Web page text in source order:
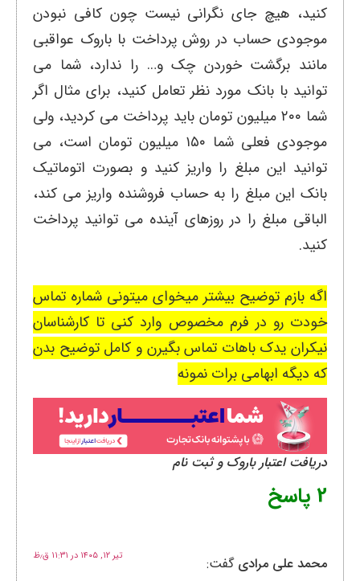
کنید، هیچ جای نگرانی نیست چون کافی نبودن
موجودی حساب در روش پرداخت با باروک عواقبی
مانند برگشت خوردن چک و… را ندارد، شما می
توانید با بانک مورد نظر تعامل کنید، برای مثال اگر
شما ۲۰۰ میلیون تومان باید پرداخت می کردید، ولی
موجودی فعلی شما ۱۵۰ میلیون تومان است، می
توانید این مبلغ را واریز کنید و بصورت اتوماتیک
بانک این مبلغ را به حساب فروشنده واریز می کند،
الباقی مبلغ را در روزهای آینده می توانید پرداخت
کنید.
اگه بازم توضیح بیشتر میخوای میتونی شماره تماس
خودت رو در فرم مخصوص وارد کنی تا کارشناسان
نیکران یدک باهات تماس بگیرن و کامل توضیح بدن
که دیگه ابهامی برات نمونه
دریافت اعتبار باروک و ثبت نام
2 پاسخ
محمد علی مرادی گفت: تیر ۱۲, ۱۴۰۵ در ۱۱:۳۱ ق٫ظ